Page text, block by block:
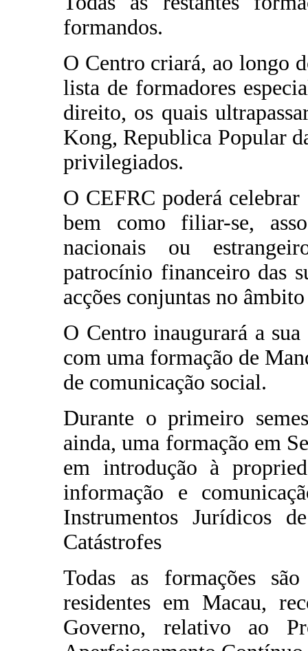
formandos.
O Centro criará, ao longo
lista de formadores
direito, os quais
Kong, Republica Popular
privilegiados.
O CEFRC poderá
bem como filiar-se,
nacionais ou
patrocínio financeiro das
acções conjuntas no
O Centro inaugurará a
com uma formação de
de comunicação social.
Durante o primeiro
ainda, uma formação em
em introdução à
informação e
Instrumentos Jurídicos
Catástrofes
Todas as formações
residentes em Macau,
Governo, relativo ao